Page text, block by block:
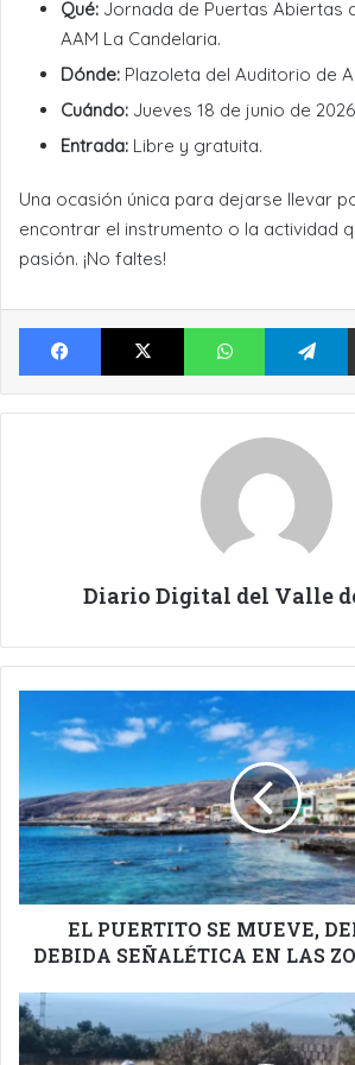
Qué: Jornada de Puertas Abiertas
AAM La Candelaria.
Dónde: Plazoleta del Auditorio de
Cuándo: Jueves 18 de junio de
Entrada: Libre y gratuita.
Una ocasión única para dejarse llevar
encontrar el instrumento o la actividad
pasión. ¡No faltes!
Facebook X WhatsApp
Diario Digital del Valle
PUERTITO
DEMANDA
LA
DEBIDA
SEÑALÉTICA
EN
ZONAS
BAÑO.
EL PUERTITO SE MUEVE,
DEBIDA SEÑALÉTICA EN LAS
GÜÍMAR
CONSOLIDA
SU